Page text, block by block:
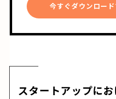
今すぐダウンロー
スタートアップに